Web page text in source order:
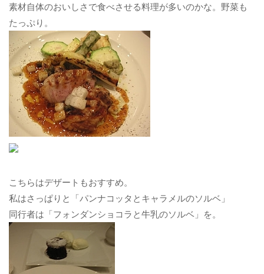
素材自体のおいしさで食べさせる料理が多いのかな。野菜も
たっぷり。
こちらはデザートもおすすめ。
私はさっぱりと「パンナコッタとキャラメルのソルベ」
同行者は「フォンダンショコラと牛乳のソルベ」を。